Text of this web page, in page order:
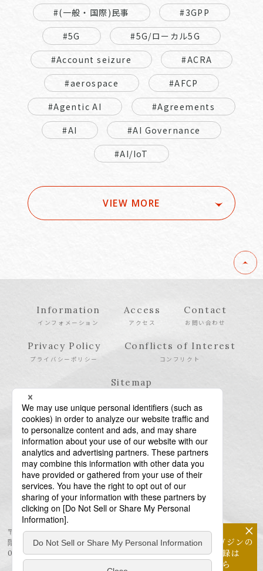
#(一般・国際)民事
#3GPP
#5G
#5G/ローカル5G
#Account seizure
#ACRA
#aerospace
#AFCP
#Agentic AI
#Agreements
#AI
#AI Governance
#AI/IoT
VIEW MORE
Information
インフォメーション
Access
アクセス
Contact
お問い合わせ
Privacy Policy
プライバシーポリシー
Conflicts of Interest
コンフリクト
Sitemap
〒106-6123 東京都港区六本木6-10-1 六本木ヒルズ森タワー23
階
03-6438-5511（代表） / 03-6438-5611（特許・商標）
×
メールマガジンの
配信登録は
こちら